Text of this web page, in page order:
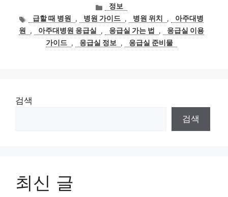
카
테
고
리
정보
태급할 때 병원 , 병원 가이드 , 병원 위치 ,
아주대병
원
, 아주대병원 응급실 , 응급실 가는 법 ,
응급실 이용
가이드 , 응급실 정보 , 응급실 준비물
검색
검색
최신 글